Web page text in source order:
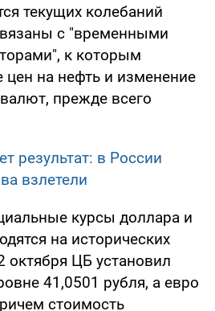
текущих колебаний
с "временными
к которым
цен на нефть и изменение
прежде всего
результат: в России
взлетели
курсы доллара и
на исторических
ЦБ установил
41,0501 рубля, а евро
стоимость